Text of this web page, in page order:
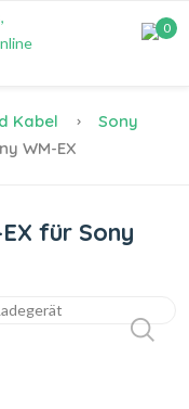
0
Kabel
Sony
WM-EX
für Sony